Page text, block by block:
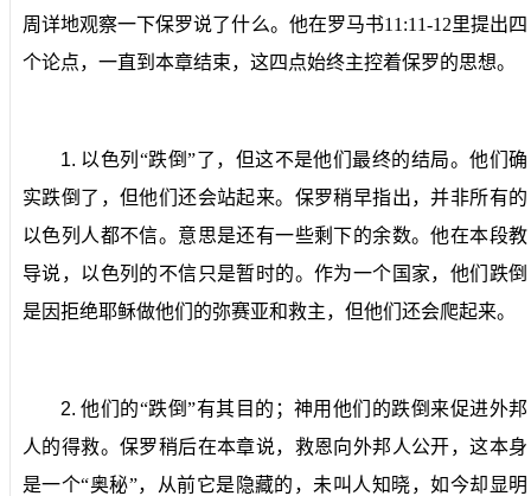
周详地观察一下保罗说了什么。他在罗马书11:11-12里提出四
个论点，一直到本章结束，这四点始终主控着保罗的思想。
1. 以色列“跌倒”了，但这不是他们最终的结局。他们确
实跌倒了，但他们还会站起来。保罗稍早指出，并非所有的
以色列人都不信。意思是还有一些剩下的余数。他在本段教
导说，以色列的不信只是暂时的。作为一个国家，他们跌倒
是因拒绝耶稣做他们的弥赛亚和救主，但他们还会爬起来。
2.他们的“跌倒”有其目的；神用他们的跌倒来促进外邦
人的得救。 保罗稍后在本章说，救恩向外邦人公开，这本身
是一个“奥秘”，从前它是隐藏的，未叫人知晓，如今却显明